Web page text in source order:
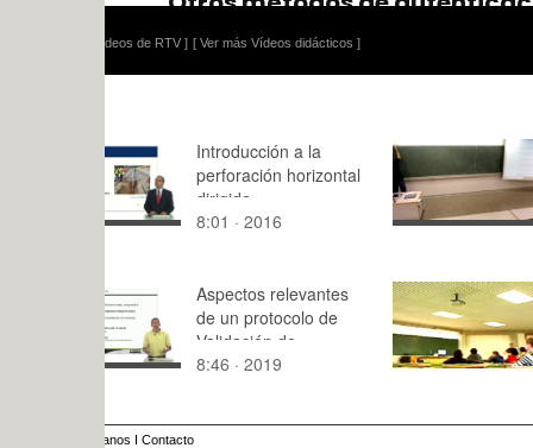
[ Ver más Vídeos didácticos ]
Introducción a la
perforación horizontal
dirigida
8:01 · 2016
Física 1.
Método
problemas
cinemática
6:32 · 2020
Aspectos relevantes
de un protocolo de
Validación de
Instrumento de
8:46 · 2019
Creación
de Fotos
"Nintendo
2:49 · 2015